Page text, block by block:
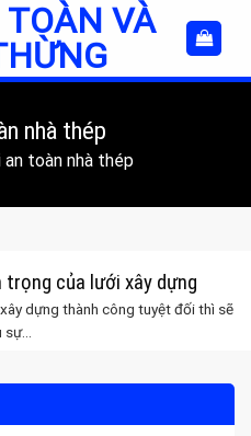
VÀ
nhà thép
an toàn nhà thép
của lưới xây dựng
dựng thành công tuyệt đối thì sẽ